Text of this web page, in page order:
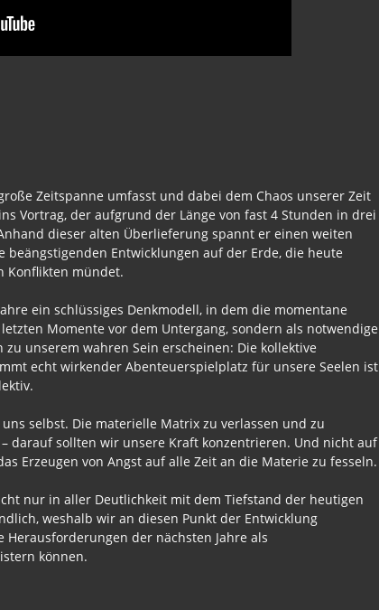
Zeitspanne umfasst und dabei dem Chaos unserer Zeit
Vortrag, der aufgrund der Länge von fast 4 Stunden in drei
dieser alten Überlieferung spannt er einen weiten
Entwicklungen auf der Erde, die heute
Konflikten mündet.
ein schlüssiges Denkmodell, in dem die momentane
Momente vor dem Untergang, sondern als notwendige
unserem wahren Sein erscheinen: Die kollektive
echt wirkender Abenteuerspielplatz für unsere Seelen ist
selbst. Die materielle Matrix zu verlassen und zu
darauf sollten wir unsere Kraft konzentrieren. Und nicht auf
Erzeugen von Angst auf alle Zeit an die Materie zu fesseln.
nur in aller Deutlichkeit mit dem Tiefstand der heutigen
weshalb wir an diesen Punkt der Entwicklung
der nächsten Jahre als
können.